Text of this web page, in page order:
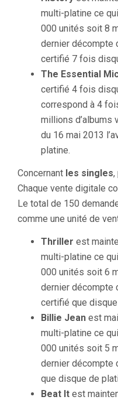
multi-platine ce
000 unités soit 8
dernier décompte
certifié 7 fois
The Essential
certifié 4 fois
correspond à 4
millions d’albums
du 16 mai 2013
platine.
Concernant les singles,
Chaque vente digitale
Le total de 150
comme une unité de
Thriller est
multi-platine ce
000 unités soit 6
dernier décompte
certifié que disque
Billie Jean est
multi-platine ce
000 unités soit 5
dernier décompte
que disque de
Beat It est